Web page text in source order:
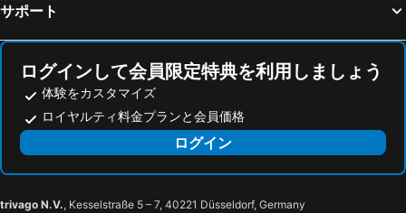
サポート
ログインして会員限定特典を利用しましょう
体験をカスタマイズ
ロイヤルティ料金プランと会員価格
ログイン
trivago N.V., Kesselstraße 5 – 7, 40221 Düsseldorf, Germany